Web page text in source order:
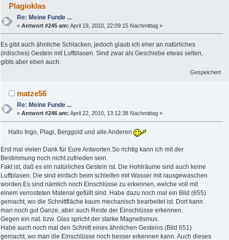
Plagioklas
Re: Meine Funde ...
«Antwort #245 am: April 19, 2010, 22:09:15 Nachmittag »
Es gibt auch ähnliche Schlacken, jedoch glaub ich eher an natürliches
(irdisches) Gestein mit Luftblasen. Sind zwar als Geschiebe etwas selten,
gibts aber eben auch.
Gespeichert
matze56
Re: Meine Funde ...
«Antwort #246 am: April 22, 2010, 13:12:38 Nachmittag »
Hallo Ingo, Plagi, Berggold und alle Anderen
Erst mal vielen Dank für Eure Antworten.So richtig kann ich mit der
Bestimmung noch nicht zufrieden sein.
Fakt ist, daß es ein natürliches Gestein ist. Die Hohlräume sind auch keine
Luftblasen. Die sind einfach beim schleifen mit Wasser mit rausgewaschen
worden.Es sind nämlich noch Einschlüsse zu erkennen, welche voll mit
einem verrosteten Material gefüllt sind. Habe dazu noch mal ein Bild (655)
gemacht, wo die Schnittfläche kaum mechanisch bearbeitet ist. Dort kann
man noch gut Ganze, aber auch Reste der Einschlüsse erkennen.
Gegen ein nat. bzw. Glas spricht der starke Magnetismus.
Habe auch noch mal den Schnitt eines ähnlichen Gesteins (Bild 651)
gemacht, wo man die Einschlüsse noch besser erkennen kann. Auch dieses